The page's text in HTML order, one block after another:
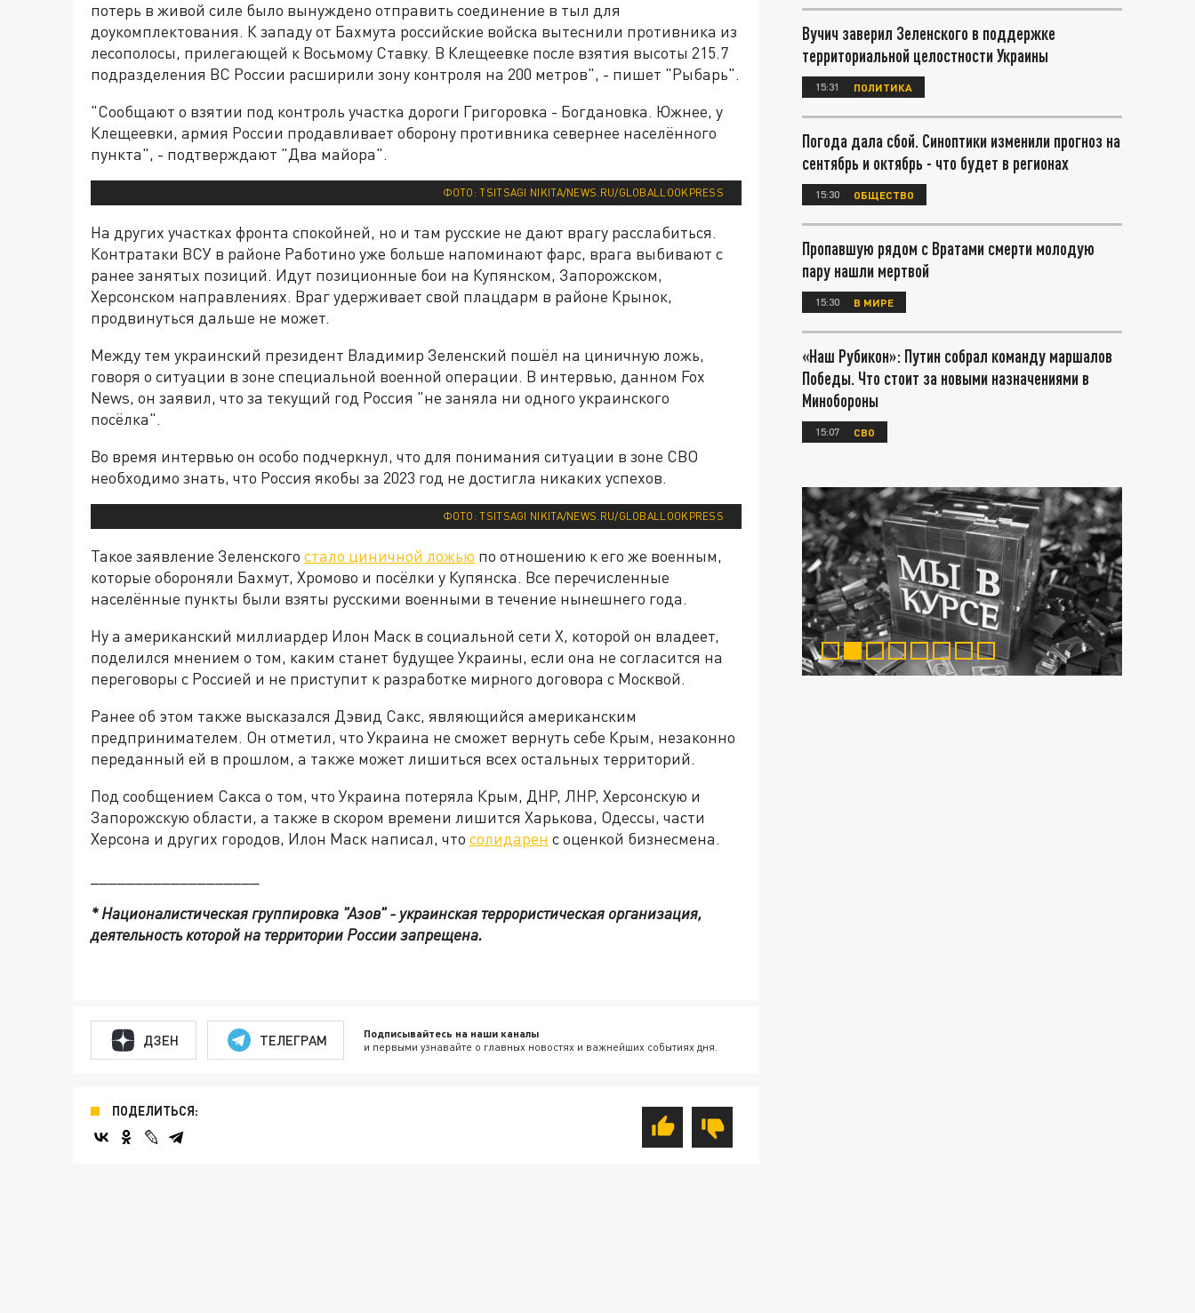
потерь в живой силе было вынуждено отправить соединение в тыл для
доукомплектования. К западу от Бахмута российские войска вытеснили противника из
лесополосы, прилегающей к Восьмому Ставку. В Клещеевке после взятия высоты 215.7
подразделения ВС России расширили зону контроля на 200 метров", - пишет "Рыбарь".
"Сообщают о взятии под контроль участка дороги Григоровка - Богдановка. Южнее, у
Клещеевки, армия России продавливает оборону противника севернее населённого
пункта", - подтверждают "Два майора".
ФОТО: TSITSAGI NIKITA/NEWS.RU/GLOBALLOOKPRESS
На других участках фронта спокойней, но и там русские не дают врагу расслабиться.
Контратаки ВСУ в районе Работино уже больше напоминают фарс, врага выбивают с
ранее занятых позиций. Идут позиционные бои на Купянском, Запорожском,
Херсонском направлениях. Враг удерживает свой плацдарм в районе Крынок,
продвинуться дальше не может.
Между тем украинский президент Владимир Зеленский пошёл на циничную ложь,
говоря о ситуации в зоне специальной военной операции. В интервью, данном Fox
News, он заявил, что за текущий год Россия "не заняла ни одного украинского
посёлка".
Во время интервью он особо подчеркнул, что для понимания ситуации в зоне СВО
необходимо знать, что Россия якобы за 2023 год не достигла никаких успехов.
ФОТО: TSITSAGI NIKITA/NEWS.RU/GLOBALLOOKPRESS
Такое заявление Зеленского стало циничной ложью по отношению к его же военным,
которые обороняли Бахмут, Хромово и посёлки у Купянска. Все перечисленные
населённые пункты были взяты русскими военными в течение нынешнего года.
Ну а американский миллиардер Илон Маск в социальной сети Х, которой он владеет,
поделился мнением о том, каким станет будущее Украины, если она не согласится на
переговоры с Россией и не приступит к разработке мирного договора с Москвой.
Ранее об этом также высказался Дэвид Сакс, являющийся американским
предпринимателем. Он отметил, что Украина не сможет вернуть себе Крым, незаконно
переданный ей в прошлом, а также может лишиться всех остальных территорий.
Под сообщением Сакса о том, что Украина потеряла Крым, ДНР, ЛНР, Херсонскую и
Запорожскую области, а также в скором времени лишится Харькова, Одессы, части
Херсона и других городов, Илон Маск написал, что солидарен с оценкой бизнесмена.
* Националистическая группировка "Азов" - украинская террористическая организация,
деятельность которой на территории России запрещена.
ДЗЕН ТЕЛЕГРАМ Подписывайтесь на наши каналы
и первыми узнавайте о главных новостях и важнейших событиях дня.
ПОДЕЛИТЬСЯ:
Вучич заверил Зеленского в поддержке
территориальной целостности Украины
15:31 ПОЛИТИКА
Погода дала сбой. Синоптики изменили прогноз на
сентябрь и октябрь - что будет в регионах
15:30 ОБЩЕСТВО
Пропавшую рядом с Вратами смерти молодую
пару нашли мертвой
15:30 В МИРЕ
«Наш Рубикон»: Путин собрал команду маршалов
Победы. Что стоит за новыми назначениями в
Минобороны
15:07 СВО